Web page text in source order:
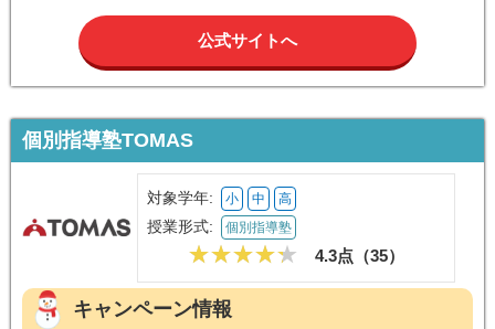
公式サイトへ
個別指導塾TOMAS
対象学年: 小 中 高
授業形式: 個別指導塾
4.3点（35）
キャンペーン情報